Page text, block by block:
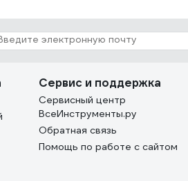
Сервис и поддержка
Сервисный центр
ВсеИнструменты.ру
Обратная связь
Помощь по работе с сайтом